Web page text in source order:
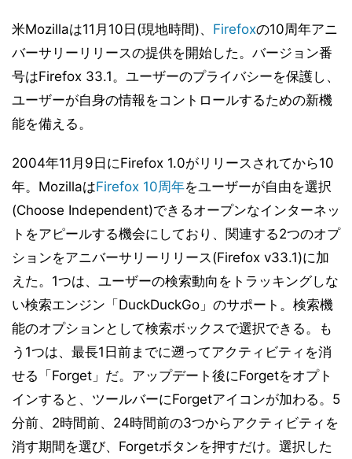
米Mozillaは11月10日(現地時間)、 Firefoxの10周年アニ
バーサリーリリースの提供を開始した。バージョン番
号はFirefox 33.1。ユーザーのプライバシーを保護し、
ユーザーが自身の情報をコントロールするための新機
能を備える。
2004年11月9日にFirefox 1.0がリリースされてから10
年。MozillaはFirefox 10周年をユーザーが自由を選択
(Choose Independent)できるオープンなインターネッ
トをアピールする機会にしており、関連する2つのオプ
ションをアニバーサリーリリース(Firefox v33.1)に加
えた。1つは、ユーザーの検索動向をトラッキングしな
い検索エンジン「DuckDuckGo」のサポート。検索機
能のオプションとして検索ボックスで選択できる。も
う1つは、最長1日前までに遡ってアクティビティを消
せる「Forget」だ。アップデート後にForgetをオプト
インすると、ツールバーにForgetアイコンが加わる。5
分前、2時間前、24時間前の3つからアクティビティを
消す期間を選び、Forgetボタンを押すだけ。選択した